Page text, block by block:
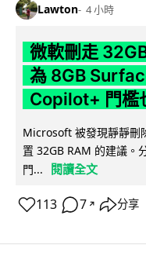
Lawton 4 小時
微軟刪走
為 8GB
Copilot+ 門檻
Microsoft 被發現靜靜刪
置 32GB RAM 的建議。
門...
閱讀全文
113 7 ↗ 分享